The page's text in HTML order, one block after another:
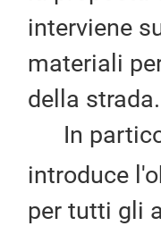
interviene
materiali
della strada.
In
introduce
per tutti gli